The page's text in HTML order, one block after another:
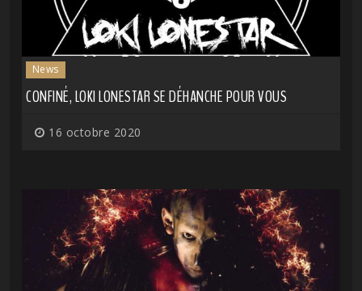
News
CONFINÉ, LOKI LONESTAR SE DÉHANCHE POUR VOUS
16 octobre 2020